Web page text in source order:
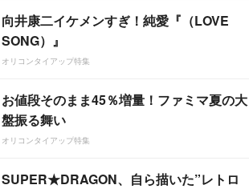
向井康二イケメンすぎ！純愛『（LOVE
SONG）』
オリコンタイアップ特集
お値段そのまま45％増量！ファミマ夏の大
盤振る舞い
オリコンタイアップ特集
SUPER★DRAGON、自ら描いた”レトロ